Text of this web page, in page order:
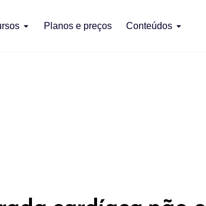
Planos e preços Conteúdos